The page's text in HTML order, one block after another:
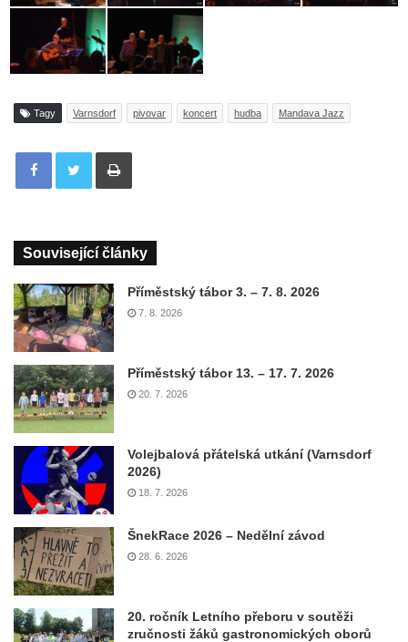
Tagy Varnsdorf pivovar koncert hudba Mandava Jazz
Tisknout
Související články
Příměstský tábor 3. – 7. 8. 2026
7. 8. 2026
Příměstský tábor 13. – 17. 7. 2026
20. 7. 2026
Volejbalová přátelská utkání (Varnsdorf
2026)
18. 7. 2026
ŠnekRace 2026 – Nedělní závod
28. 6. 2026
20. ročník Letního přeboru v soutěži
zručnosti žáků gastronomických oborů